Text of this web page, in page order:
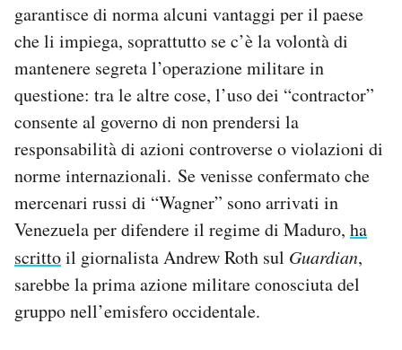
garantisce di norma alcuni vantaggi per il paese
che li impiega, soprattutto se c’è la volontà di
mantenere segreta l’operazione militare in
questione: tra le altre cose, l’uso dei “contractor”
consente al governo di non prendersi la
responsabilità di azioni controverse o violazioni di
norme internazionali. Se venisse confermato che
mercenari russi di “Wagner” sono arrivati in
Venezuela per difendere il regime di Maduro, ha
scrittoil giornalista Andrew Roth sul Guardian,
sarebbe la prima azione militare conosciuta del
gruppo nell’emisfero occidentale.